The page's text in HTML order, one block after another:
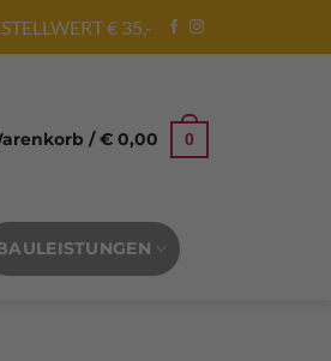
€ 35,-
/€ 0,00 0